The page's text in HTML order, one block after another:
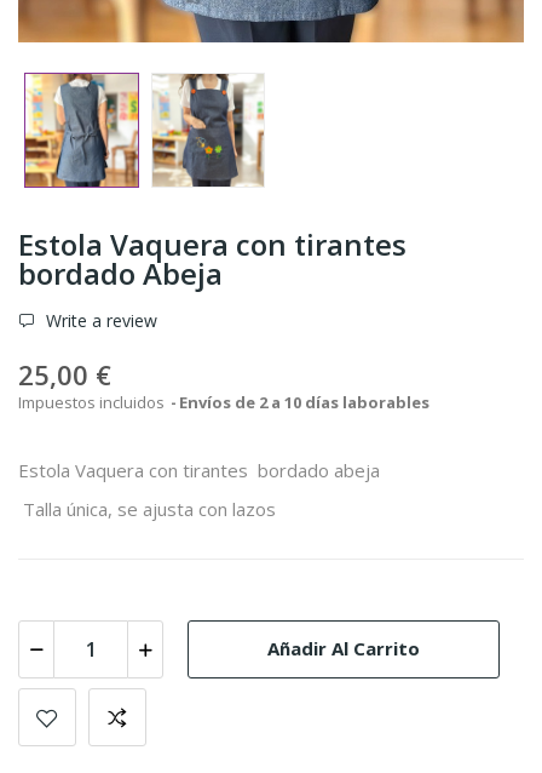
Estola Vaquera con tirantes
bordado Abeja
Write a review
25,00 €
Impuestos incluidos Envíos de 2 a 10 días laborables
Estola Vaquera con tirantes bordado abeja
Talla única, se ajusta con lazos
Añadir Al Carrito